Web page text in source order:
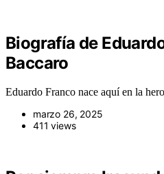
Biografía de
Baccaro
Eduardo Franco nace aquí en la
marzo 26, 2025
411 views